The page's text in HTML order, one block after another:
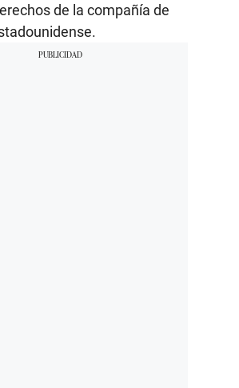
de la compañía de